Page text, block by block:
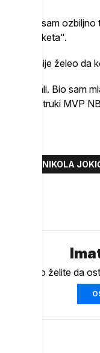
što sam
oko reketa".
nije želeo da
Bio sam
je višestruki MVP
NIKOLA
Ukoliko želite da